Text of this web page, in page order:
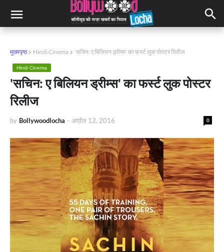
मुख्यपृष्ठ Hindi Cinema 'सचिन: ए बिलियन ड्रीम्स' का फर्स्ट लुक पोस्टर रिलीज
Hindi Cinema
'सचिन: ए बिलियन ड्रीम्स' का फर्स्ट लुक पोस्टर
रिलीज
by Bollywoodlocha 0
- अप्रैल 12, 2016